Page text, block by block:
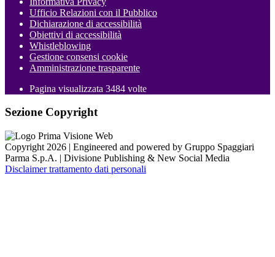
Ufficio Relazioni con il Pubblico
Dichiarazione di accessibilità
Obiettivi di accessibilità
Whistleblowing
Gestione consensi cookie
Amministrazione trasparente
Pagina visualizzata 3484 volte
Sezione Copyright
Copyright 2026 | Engineered and powered by Gruppo Spaggiari
Parma S.p.A. | Divisione Publishing & New Social Media
Disclaimer trattamento dati personali